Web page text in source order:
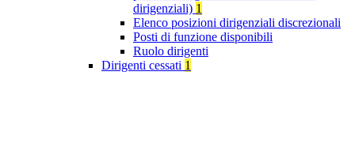
dirigenziali) 1
Elenco posizioni dirigenziali discrezionali
Posti di funzione disponibili
Ruolo dirigenti
Dirigenti cessati 1